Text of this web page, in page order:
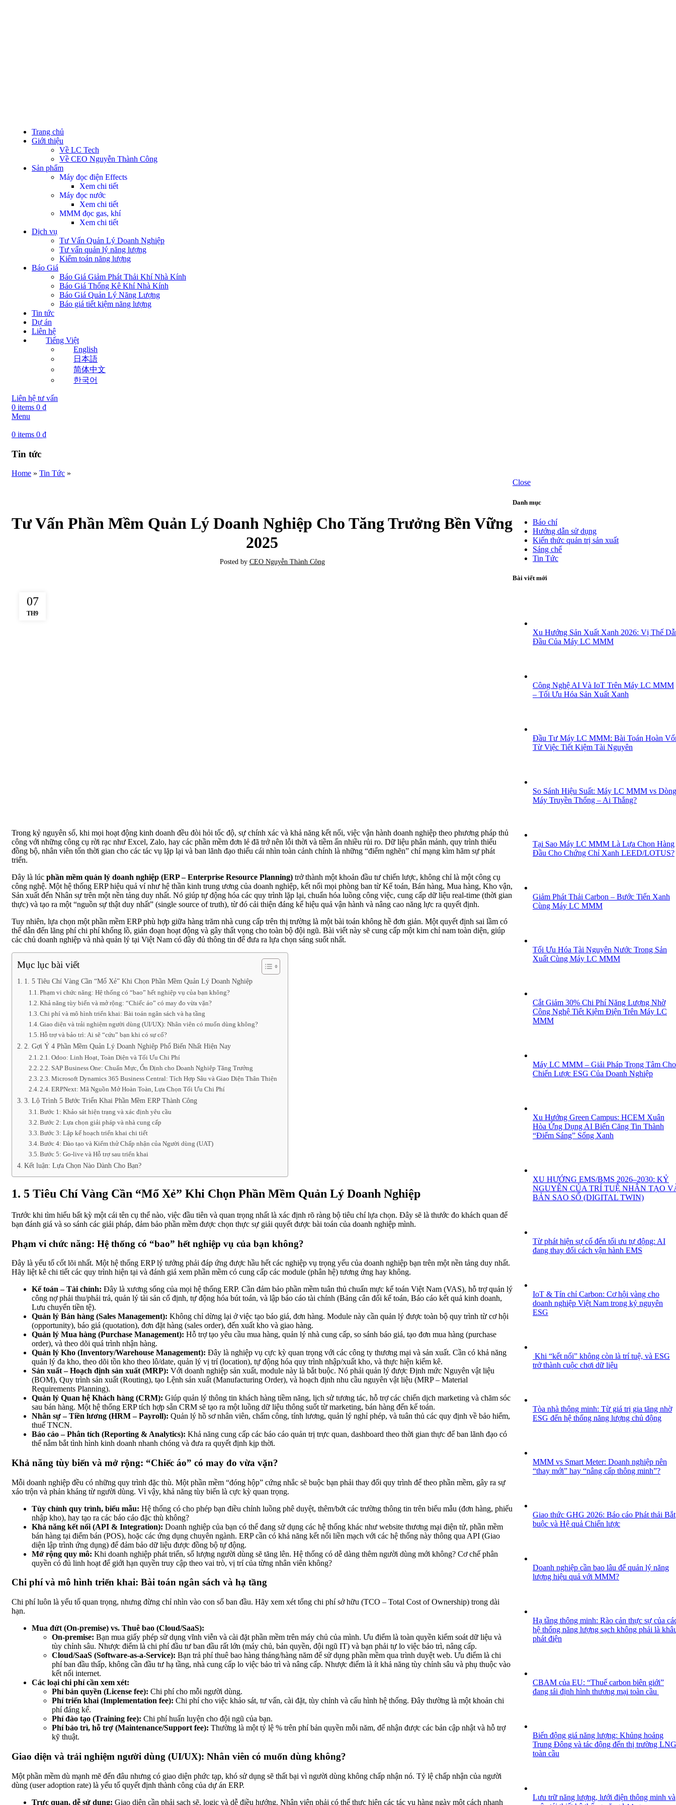
Trang chủ
Giới thiệu
Về LC Tech
Về CEO Nguyễn Thành Công
Sản phẩm
Máy đọc điện Effects
Xem chi tiết
Máy đọc nước
Xem chi tiết
MMM đọc gas, khí
Xem chi tiết
Dịch vụ
Tư Vấn Quản Lý Doanh Nghiệp
Tư vấn quản lý năng lượng
Kiểm toán năng lượng
Báo Giá
Báo Giá Giảm Phát Thải Khí Nhà Kính
Báo Giá Thống Kê Khí Nhà Kính
Báo Giá Quản Lý Năng Lượng
Báo giá tiết kiệm năng lượng
Tin tức
Dự án
Liên hệ
Tiếng Việt
English
日本語
简体中文
한국어
Liên hệ tư vấn
0 items 0 ₫
Menu
0 items 0 ₫
Tin tức
Home » Tin Tức »
Tư Vấn Phần Mềm Quản Lý Doanh Nghiệp Cho Tăng Trưởng Bền Vững
2025
Posted by CEO Nguyễn Thành Công
07
TH9
Trong kỷ nguyên số, khi mọi hoạt động kinh doanh đều đòi hỏi tốc độ, sự chính xác và khả năng kết nối, việc vận hành doanh nghiệp theo phương pháp thủ
công với những công cụ rời rạc như Excel, Zalo, hay các phần mềm đơn lẻ đã trở nên lỗi thời và tiềm ẩn nhiều rủi ro. Dữ liệu phân mảnh, quy trình thiếu
đồng bộ, nhân viên tốn thời gian cho các tác vụ lặp lại và ban lãnh đạo thiếu cái nhìn toàn cảnh chính là những “điểm nghẽn” chí mạng kìm hãm sự phát
triển.
Đây là lúc phần mềm quản lý doanh nghiệp (ERP – Enterprise Resource Planning) trở thành một khoản đầu tư chiến lược, không chỉ là một công cụ
công nghệ. Một hệ thống ERP hiệu quả ví như hệ thần kinh trung ương của doanh nghiệp, kết nối mọi phòng ban từ Kế toán, Bán hàng, Mua hàng, Kho vận,
Sản xuất đến Nhân sự trên một nền tảng duy nhất. Nó giúp tự động hóa các quy trình lặp lại, chuẩn hóa luồng công việc, cung cấp dữ liệu real-time (thời gian
thực) và tạo ra một “nguồn sự thật duy nhất” (single source of truth), từ đó cải thiện đáng kể hiệu quả vận hành và nâng cao năng lực ra quyết định.
Tuy nhiên, lựa chọn một phần mềm ERP phù hợp giữa hàng trăm nhà cung cấp trên thị trường là một bài toán không hề đơn giản. Một quyết định sai lầm có
thể dẫn đến lãng phí chi phí khổng lồ, gián đoạn hoạt động và gây thất vọng cho toàn bộ đội ngũ. Bài viết này sẽ cung cấp một kim chỉ nam toàn diện, giúp
các chủ doanh nghiệp và nhà quản lý tại Việt Nam có đầy đủ thông tin để đưa ra lựa chọn sáng suốt nhất.
Mục lục bài viết
1. 5 Tiêu Chí Vàng Cần “Mổ Xẻ” Khi Chọn Phần Mềm Quản Lý Doanh Nghiệp
Phạm vi chức năng: Hệ thống có “bao” hết nghiệp vụ của bạn không?
Khả năng tùy biến và mở rộng: “Chiếc áo” có may đo vừa vặn?
Chi phí và mô hình triển khai: Bài toán ngân sách và hạ tầng
Giao diện và trải nghiệm người dùng (UI/UX): Nhân viên có muốn dùng không?
Hỗ trợ và bảo trì: Ai sẽ “cứu” bạn khi có sự cố?
2. Gợi Ý 4 Phần Mềm Quản Lý Doanh Nghiệp Phổ Biến Nhất Hiện Nay
2.1. Odoo: Linh Hoạt, Toàn Diện và Tối Ưu Chi Phí
2.2. SAP Business One: Chuẩn Mực, Ổn Định cho Doanh Nghiệp Tăng Trưởng
2.3. Microsoft Dynamics 365 Business Central: Tích Hợp Sâu và Giao Diện Thân Thiện
2.4. ERPNext: Mã Nguồn Mở Hoàn Toàn, Lựa Chọn Tối Ưu Chi Phí
3. Lộ Trình 5 Bước Triển Khai Phần Mềm ERP Thành Công
Bước 1: Khảo sát hiện trạng và xác định yêu cầu
Bước 2: Lựa chọn giải pháp và nhà cung cấp
Bước 3: Lập kế hoạch triển khai chi tiết
Bước 4: Đào tạo và Kiểm thử Chấp nhận của Người dùng (UAT)
Bước 5: Go-live và Hỗ trợ sau triển khai
Kết luận: Lựa Chọn Nào Dành Cho Bạn?
1. 5 Tiêu Chí Vàng Cần “Mổ Xẻ” Khi Chọn Phần Mềm Quản Lý Doanh Nghiệp
Trước khi tìm hiểu bất kỳ một cái tên cụ thể nào, việc đầu tiên và quan trọng nhất là xác định rõ ràng bộ tiêu chí lựa chọn. Đây sẽ là thước đo khách quan để
bạn đánh giá và so sánh các giải pháp, đảm bảo phần mềm được chọn thực sự giải quyết được bài toán của doanh nghiệp mình.
Phạm vi chức năng: Hệ thống có “bao” hết nghiệp vụ của bạn không?
Đây là yếu tố cốt lõi nhất. Một hệ thống ERP lý tưởng phải đáp ứng được hầu hết các nghiệp vụ trọng yếu của doanh nghiệp bạn trên một nền tảng duy nhất.
Hãy liệt kê chi tiết các quy trình hiện tại và đánh giá xem phần mềm có cung cấp các module (phân hệ) tương ứng hay không.
Kế toán – Tài chính: Đây là xương sống của mọi hệ thống ERP. Cần đảm bảo phần mềm tuân thủ chuẩn mực kế toán Việt Nam (VAS), hỗ trợ quản lý
công nợ phải thu/phải trả, quản lý tài sản cố định, tự động hóa bút toán, và lập báo cáo tài chính (Bảng cân đối kế toán, Báo cáo kết quả kinh doanh,
Lưu chuyển tiền tệ).
Quản lý Bán hàng (Sales Management): Không chỉ dừng lại ở việc tạo báo giá, đơn hàng. Module này cần quản lý được toàn bộ quy trình từ cơ hội
(opportunity), báo giá (quotation), đơn đặt hàng (sales order), đến xuất kho và giao hàng.
Quản lý Mua hàng (Purchase Management): Hỗ trợ tạo yêu cầu mua hàng, quản lý nhà cung cấp, so sánh báo giá, tạo đơn mua hàng (purchase
order), và theo dõi quá trình nhận hàng.
Quản lý Kho (Inventory/Warehouse Management): Đây là nghiệp vụ cực kỳ quan trọng với các công ty thương mại và sản xuất. Cần có khả năng
quản lý đa kho, theo dõi tồn kho theo lô/date, quản lý vị trí (location), tự động hóa quy trình nhập/xuất kho, và thực hiện kiểm kê.
Sản xuất – Hoạch định sản xuất (MRP): Với doanh nghiệp sản xuất, module này là bắt buộc. Nó phải quản lý được Định mức Nguyên vật liệu
(BOM), Quy trình sản xuất (Routing), tạo Lệnh sản xuất (Manufacturing Order), và hoạch định nhu cầu nguyên vật liệu (MRP – Material
Requirements Planning).
Quản lý Quan hệ Khách hàng (CRM): Giúp quản lý thông tin khách hàng tiềm năng, lịch sử tương tác, hỗ trợ các chiến dịch marketing và chăm sóc
sau bán hàng. Một hệ thống ERP tích hợp sẵn CRM sẽ tạo ra một luồng dữ liệu thông suốt từ marketing, bán hàng đến kế toán.
Nhân sự – Tiền lương (HRM – Payroll): Quản lý hồ sơ nhân viên, chấm công, tính lương, quản lý nghỉ phép, và tuân thủ các quy định về bảo hiểm,
thuế TNCN.
Báo cáo – Phân tích (Reporting & Analytics): Khả năng cung cấp các báo cáo quản trị trực quan, dashboard theo thời gian thực để ban lãnh đạo có
thể nắm bắt tình hình kinh doanh nhanh chóng và đưa ra quyết định kịp thời.
Khả năng tùy biến và mở rộng: “Chiếc áo” có may đo vừa vặn?
Mỗi doanh nghiệp đều có những quy trình đặc thù. Một phần mềm “đóng hộp” cứng nhắc sẽ buộc bạn phải thay đổi quy trình để theo phần mềm, gây ra sự
xáo trộn và phản kháng từ người dùng. Vì vậy, khả năng tùy biến là cực kỳ quan trọng.
Tùy chỉnh quy trình, biểu mẫu: Hệ thống có cho phép bạn điều chỉnh luồng phê duyệt, thêm/bớt các trường thông tin trên biểu mẫu (đơn hàng, phiếu
nhập kho), hay tạo ra các báo cáo đặc thù không?
Khả năng kết nối (API & Integration): Doanh nghiệp của bạn có thể đang sử dụng các hệ thống khác như website thương mại điện tử, phần mềm
bán hàng tại điểm bán (POS), hoặc các ứng dụng chuyên ngành. ERP cần có khả năng kết nối liền mạch với các hệ thống này thông qua API (Giao
diện lập trình ứng dụng) để đảm bảo dữ liệu được đồng bộ tự động.
Mở rộng quy mô: Khi doanh nghiệp phát triển, số lượng người dùng sẽ tăng lên. Hệ thống có dễ dàng thêm người dùng mới không? Cơ chế phân
quyền có đủ linh hoạt để giới hạn quyền truy cập theo vai trò, vị trí của từng nhân viên không?
Chi phí và mô hình triển khai: Bài toán ngân sách và hạ tầng
Chi phí luôn là yếu tố quan trọng, nhưng đừng chỉ nhìn vào con số ban đầu. Hãy xem xét tổng chi phí sở hữu (TCO – Total Cost of Ownership) trong dài
hạn.
Mua đứt (On-premise) vs. Thuê bao (Cloud/SaaS):
On-premise: Bạn mua giấy phép sử dụng vĩnh viễn và cài đặt phần mềm trên máy chủ của mình. Ưu điểm là toàn quyền kiểm soát dữ liệu và
tùy chỉnh sâu. Nhược điểm là chi phí đầu tư ban đầu rất lớn (máy chủ, bản quyền, đội ngũ IT) và bạn phải tự lo việc bảo trì, nâng cấp.
Cloud/SaaS (Software-as-a-Service): Bạn trả phí thuê bao hàng tháng/hàng năm để sử dụng phần mềm qua trình duyệt web. Ưu điểm là chi
phí ban đầu thấp, không cần đầu tư hạ tầng, nhà cung cấp lo việc bảo trì và nâng cấp. Nhược điểm là ít khả năng tùy chỉnh sâu và phụ thuộc vào
kết nối internet.
Các loại chi phí cần xem xét:
Phí bản quyền (License fee): Chi phí cho mỗi người dùng.
Phí triển khai (Implementation fee): Chi phí cho việc khảo sát, tư vấn, cài đặt, tùy chỉnh và cấu hình hệ thống. Đây thường là một khoản chi
phí đáng kể.
Phí đào tạo (Training fee): Chi phí huấn luyện cho đội ngũ của bạn.
Phí bảo trì, hỗ trợ (Maintenance/Support fee): Thường là một tỷ lệ % trên phí bản quyền mỗi năm, để nhận được các bản cập nhật và hỗ trợ
kỹ thuật.
Giao diện và trải nghiệm người dùng (UI/UX): Nhân viên có muốn dùng không?
Một phần mềm dù mạnh mẽ đến đâu nhưng có giao diện phức tạp, khó sử dụng sẽ thất bại vì người dùng không chấp nhận nó. Tỷ lệ chấp nhận của người
dùng (user adoption rate) là yếu tố quyết định thành công của dự án ERP.
Trực quan, dễ sử dụng: Giao diện cần phải sạch sẽ, logic và dễ điều hướng. Nhân viên phải có thể thực hiện các tác vụ hàng ngày một cách nhanh
Close
Danh mục
Báo chí
Hướng dẫn sử dụng
Kiến thức quản trị sản xuất
Sáng chế
Tin Tức
Bài viết mới
Xu Hướng Sản Xuất Xanh 2026: Vị Thế
Đầu Của Máy LC MMM
Công Nghệ AI Và IoT Trên Máy LC MMM
– Tối Ưu Hóa Sản Xuất Xanh
Đầu Tư Máy LC MMM: Bài Toán Hoàn
Từ Việc Tiết Kiệm Tài Nguyên
So Sánh Hiệu Suất: Máy LC MMM vs Dòng
Máy Truyền Thống – Ai Thắng?
Tại Sao Máy LC MMM Là Lựa Chọn Hàng
Đầu Cho Chứng Chỉ Xanh LEED/LOTUS?
Giảm Phát Thải Carbon – Bước Tiến Xanh
Cùng Máy LC MMM
Tối Ưu Hóa Tài Nguyên Nước Trong Sản
Xuất Cùng Máy LC MMM
Cắt Giảm 30% Chi Phí Năng Lượng Nhờ
Công Nghệ Tiết Kiệm Điện Trên Máy LC
MMM
Máy LC MMM – Giải Pháp Trọng Tâm Cho
Chiến Lược ESG Của Doanh Nghiệp
Xu Hướng Green Campus: HCEM Xuân
Hòa Ứng Dụng AI Biến Căng Tin Thành
“Điểm Sáng” Sống Xanh
XU HƯỚNG EMS/BMS 2026–2030: KỶ
NGUYÊN CỦA TRÍ TUỆ NHÂN TẠO
BẢN SAO SỐ (DIGITAL TWIN)
Từ phát hiện sự cố đến tối ưu tự động: AI
đang thay đổi cách vận hành EMS
IoT & Tín chỉ Carbon: Cơ hội vàng cho
doanh nghiệp Việt Nam trong kỷ nguyên
ESG
Khi “kết nối” không còn là trí tuệ, và ESG
trở thành cuộc chơi dữ liệu
Tòa nhà thông minh: Từ giá trị gia tăng nhờ
ESG đến hệ thống năng lượng chủ động
MMM vs Smart Meter: Doanh nghiệp nên
“thay mới” hay “nâng cấp thông minh”?
Giao thức GHG 2026: Báo cáo Phát thải Bắt
buộc và Hệ quả Chiến lược
Doanh nghiệp cần bao lâu để quản lý năng
lượng hiệu quả với MMM?
Hạ tầng thông minh: Rào cản thực sự của
hệ thống năng lượng sạch không phải là
phát điện
CBAM của EU: “Thuế carbon biên giới”
đang tái định hình thương mại toàn cầu
Biến động giá năng lượng: Khủng hoảng
Trung Đông và tác động đến thị trường LNG
toàn cầu
Lưu trữ năng lượng, lưới điện thông minh và